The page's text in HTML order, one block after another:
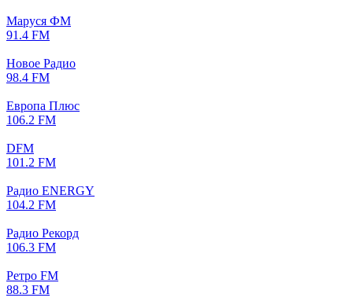
Маруся ФМ
91.4 FM
Новое Радио
98.4 FM
Европа Плюс
106.2 FM
DFM
101.2 FM
Радио ENERGY
104.2 FM
Радио Рекорд
106.3 FM
Ретро FM
88.3 FM